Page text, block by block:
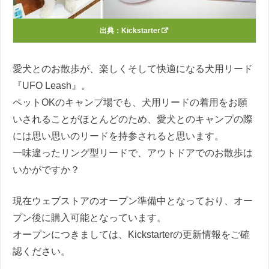
出典： Kickstarter
愛犬とのお散歩が、楽しくそして快適になる犬用リード
『UFO Leash』。
ペットOKのキャンプ場でも、犬用リードの着用をお願
いされることがほとんどのため、愛犬とのキャンプの際
には思い思いのリードを持参されると思います。
一味違ったリング型リードで、アウトドアでのお散歩は
いかがですか？
現在ウェブストアのオープン準備中となっており、オー
プン後に購入可能となっています。
オープンにつきましては、Kickstarterの更新情報をご確
認ください。